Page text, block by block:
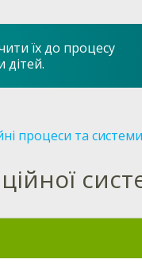
їх до процесу
дітей.
процеси та системи